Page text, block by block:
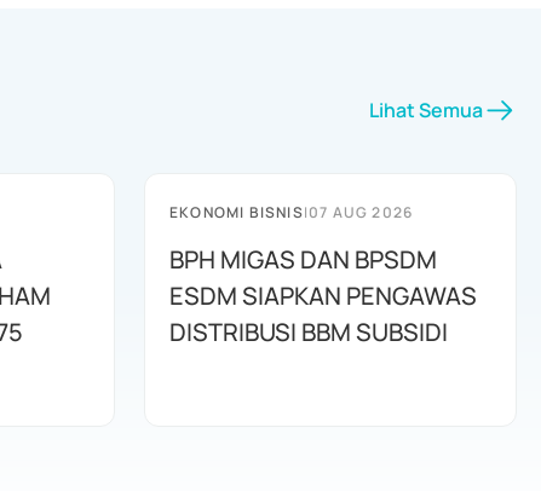
Lihat Semua
EKONOMI BISNIS|07 AUG 2026
BPH MIGAS DAN BPSDM
ESDM SIAPKAN PENGAWAS
DISTRIBUSI BBM SUBSIDI